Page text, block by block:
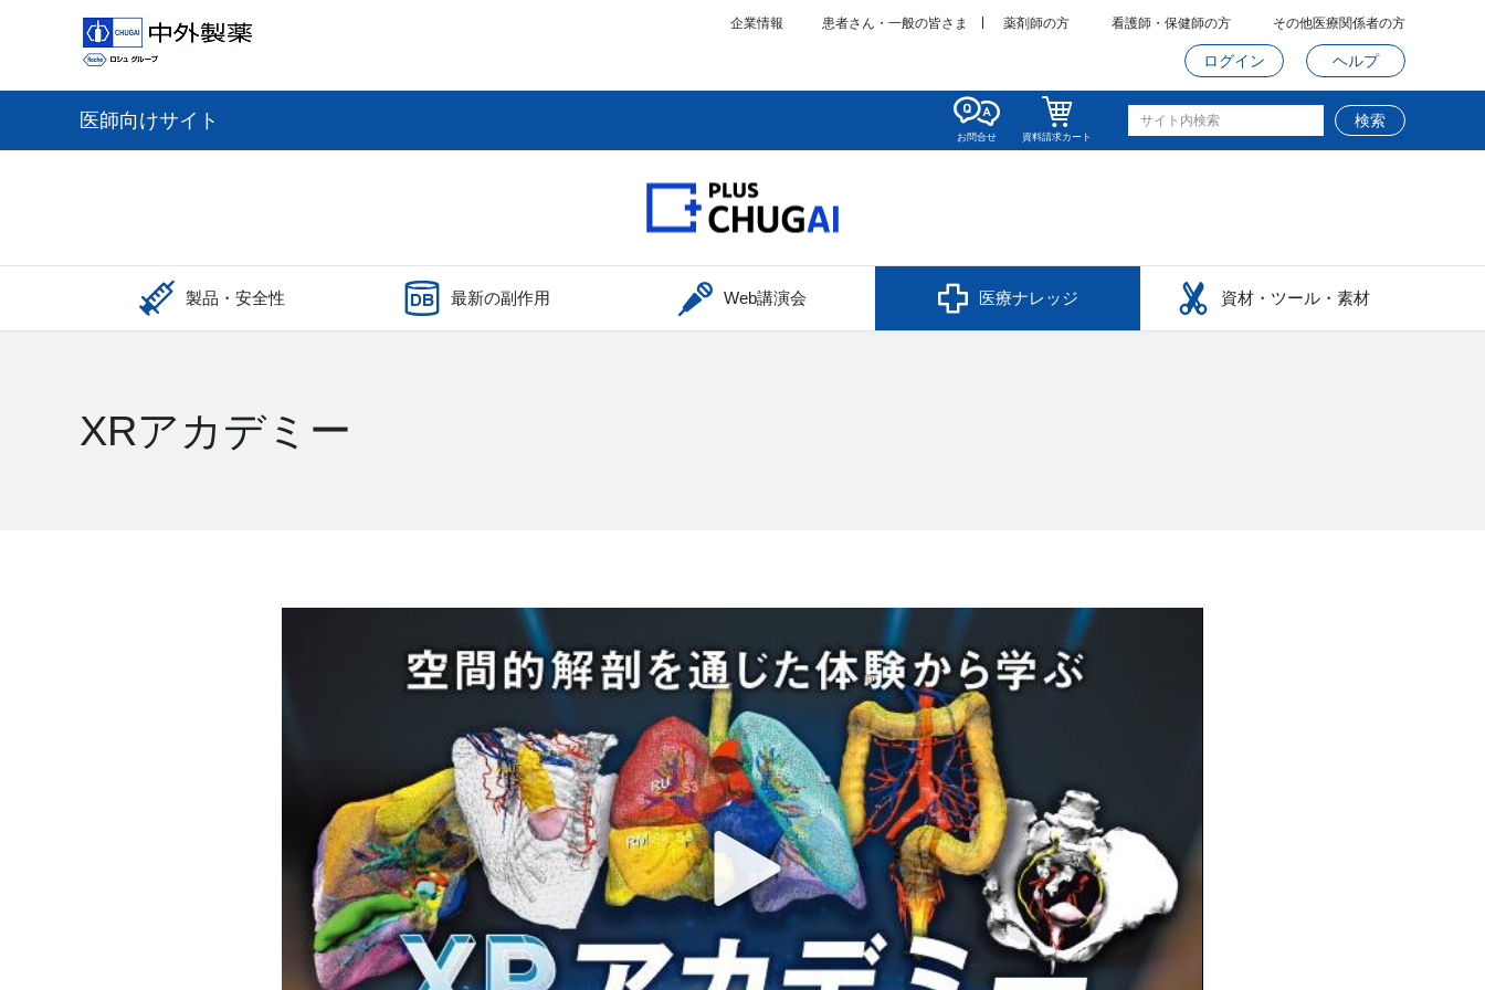
企業情報 患者さん・一般の皆さま 薬剤師の方 看護師・保健師の方 その他医療関係者の方
ログイン ヘルプ
医師向けサイト
お問合せ 資料請求カート
検索
製品・安全性 最新の副作用 Web講演会 医療ナレッジ 資材・ツール・素材
XRアカデミー